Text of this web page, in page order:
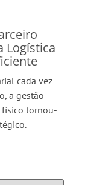
Logística
cada vez
a gestão
tornou-